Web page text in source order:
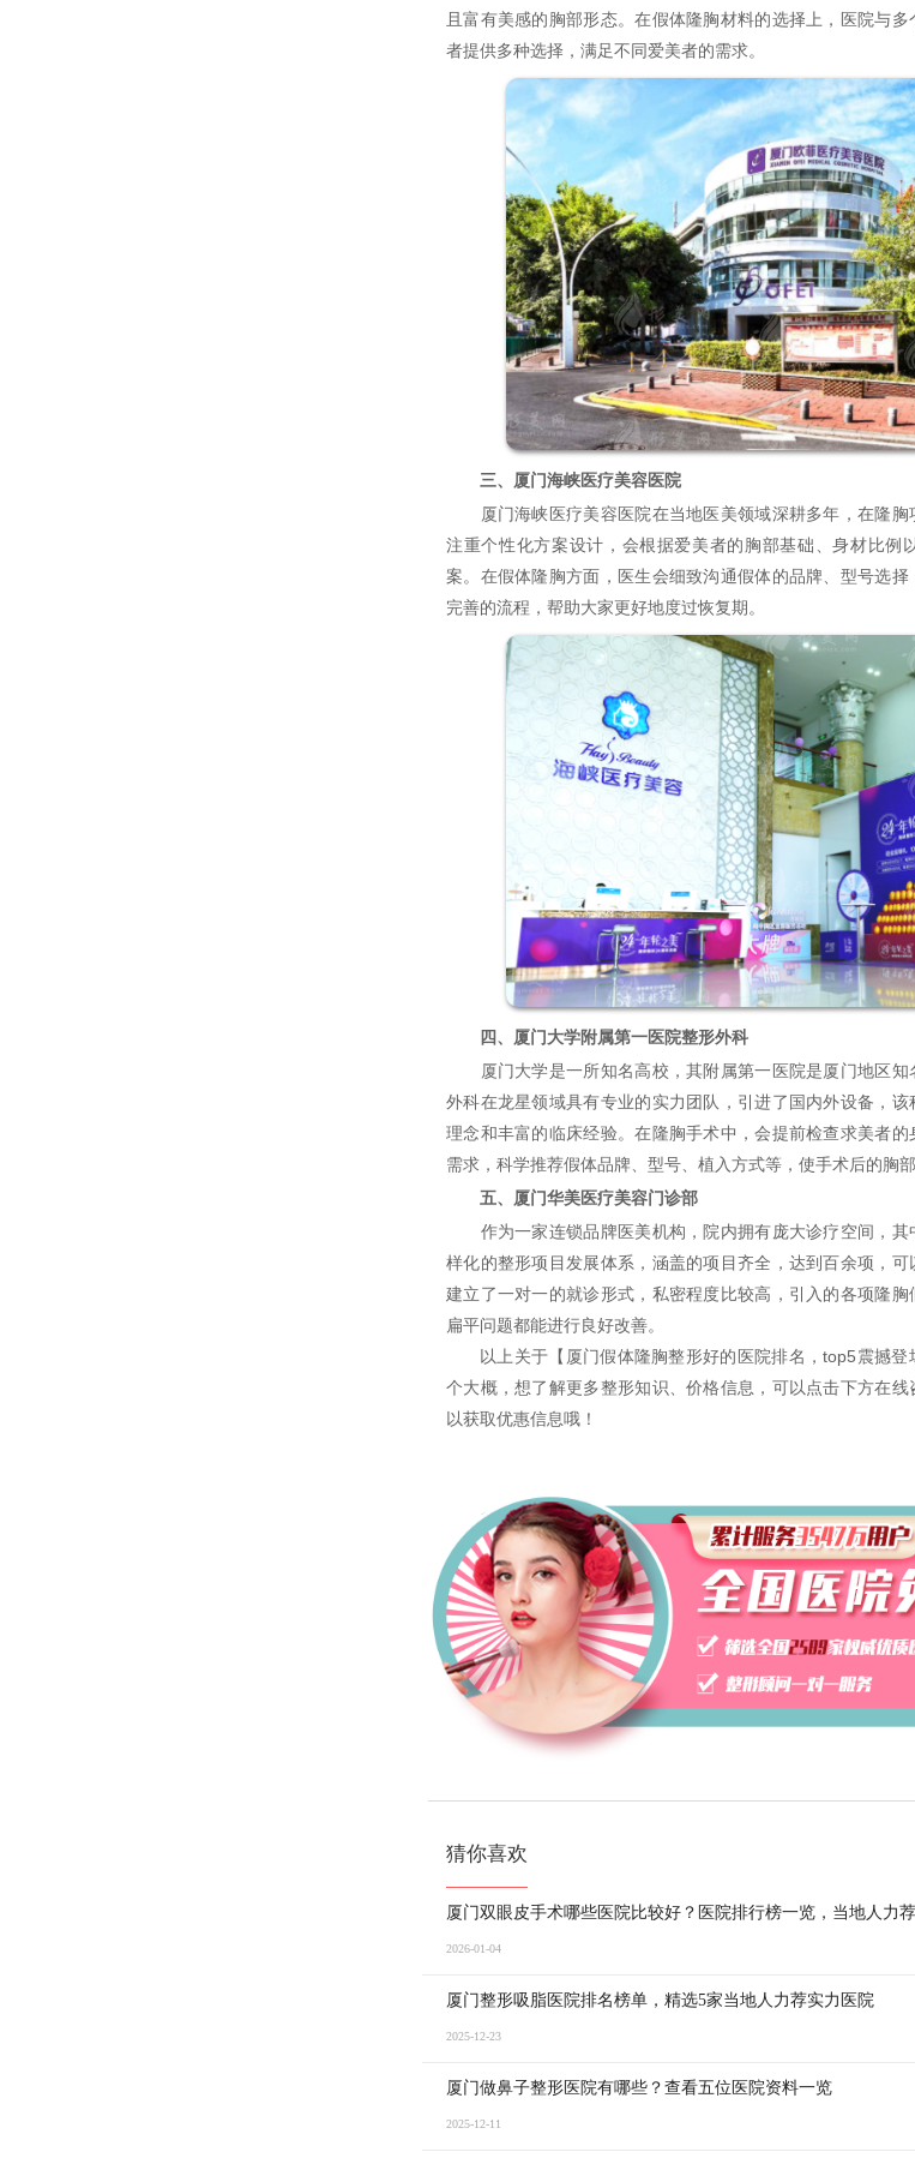
且富有美感的胸部形态。在假体隆胸材料的选择上，医院与
者提供多种选择，满足不同爱美者的需求。
三、厦门海峡医疗美容医院
厦门海峡医疗美容医院在当地医美领域深耕多年，在隆胸
注重个性化方案设计，会根据爱美者的胸部基础、身材比例
案。在假体隆胸方面，医生会细致沟通假体的品牌、型号选
完善的流程，帮助大家更好地度过恢复期。
四、厦门大学附属第一医院整形外科
厦门大学是一所知名高校，其附属第一医院是厦门地区知
外科在龙星领域具有专业的实力团队，引进了国内外设备，
理念和丰富的临床经验。在隆胸手术中，会提前检查求美者
需求，科学推荐假体品牌、型号、植入方式等，使手术后的胸
五、厦门华美医疗美容门诊部
作为一家连锁品牌医美机构，院内拥有庞大诊疗空间，其
样化的整形项目发展体系，涵盖的项目齐全，达到百余项，
建立了一对一的就诊形式，私密程度比较高，引入的各项隆
扁平问题都能进行良好改善。
以上关于【厦门假体隆胸整形好的医院排名，top5震撼
个大概，想了解更多整形知识、价格信息，可以点击下方在
以获取优惠信息哦！
猜你喜欢
厦门双眼皮手术哪些医院比较好？医院排行榜一览，当地人力荐
2026-01-04
厦门整形吸脂医院排名榜单，精选5家当地人力荐实力医院
2025-12-23
厦门做鼻子整形医院有哪些？查看五位医院资料一览
2025-12-11